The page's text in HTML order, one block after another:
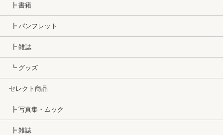
┣ 書籍
┣ パンフレット
┣ 雑誌
┗ グッズ
セレクト商品
┣ 写真集・ムック
┣ 雑誌